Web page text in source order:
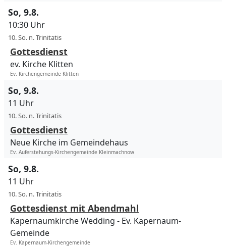
So, 9.8.
10:30 Uhr
10. So. n. Trinitatis
Gottesdienst
ev. Kirche Klitten
Ev. Kirchengemeinde Klitten
So, 9.8.
11 Uhr
10. So. n. Trinitatis
Gottesdienst
Neue Kirche im Gemeindehaus
Ev. Auferstehungs-Kirchengemeinde Kleinmachnow
So, 9.8.
11 Uhr
10. So. n. Trinitatis
Gottesdienst mit Abendmahl
Kapernaumkirche Wedding
Ev. Kapernaum-
Gemeinde
Ev. Kapernaum-Kirchengemeinde